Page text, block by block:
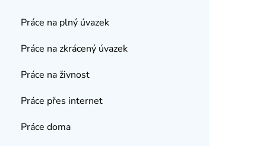
Práce na plný úvazek
Práce na zkrácený úvazek
Práce na živnost
Práce přes internet
Práce doma